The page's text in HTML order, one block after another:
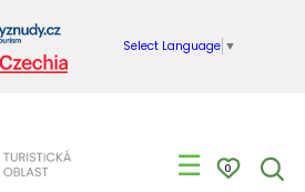
Select Language ▼
☰ 0